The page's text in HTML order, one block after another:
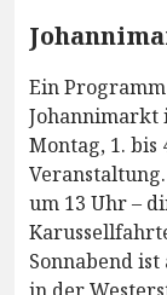
Ein
Johannimarkt
Montag, 1.
um 13 Uhr –
Sonnabend
in der